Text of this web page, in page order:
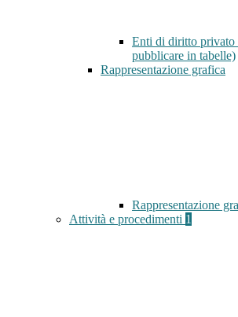
Enti di diritto privato
pubblicare in tabelle)
Rappresentazione grafica
Rappresentazione
Attività e procedimenti 1